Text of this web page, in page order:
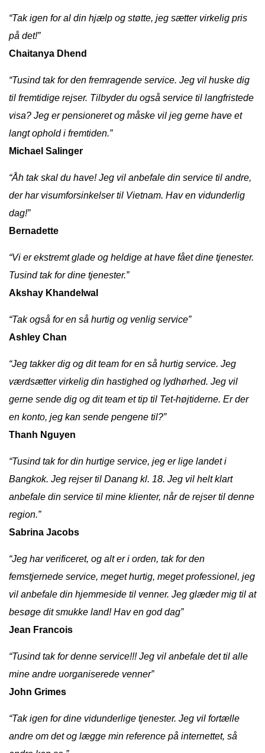
“Tak igen for al din hjælp og støtte, jeg sætter virkelig pris
på det!”
Chaitanya Dhend
“Tusind tak for den fremragende service. Jeg vil huske dig
til fremtidige rejser. Tilbyder du også service til langfristede
visa? Jeg er pensioneret og måske vil jeg gerne have et
langt ophold i fremtiden.”
Michael Salinger
“Åh tak skal du have! Jeg vil anbefale din service til andre,
der har visumforsinkelser til Vietnam. Hav en vidunderlig
dag!”
Bernadette
“Vi er ekstremt glade og heldige at have fået dine tjenester.
Tusind tak for dine tjenester.”
Akshay Khandelwal
“Tak også for en så hurtig og venlig service”
Ashley Chan
“Jeg takker dig og dit team for en så hurtig service. Jeg
værdsætter virkelig din hastighed og lydhørhed. Jeg vil
gerne sende dig og dit team et tip til Tet-højtiderne. Er der
en konto, jeg kan sende pengene til?”
Thanh Nguyen
“Tusind tak for din hurtige service, jeg er lige landet i
Bangkok. Jeg rejser til Danang kl. 18. Jeg vil helt klart
anbefale din service til mine klienter, når de rejser til denne
region.”
Sabrina Jacobs
“Jeg har verificeret, og alt er i orden, tak for den
femstjernede service, meget hurtig, meget professionel, jeg
vil anbefale din hjemmeside til venner. Jeg glæder mig til at
besøge dit smukke land! Hav en god dag”
Jean Francois
“Tusind tak for denne service!!! Jeg vil anbefale det til alle
mine andre uorganiserede venner”
John Grimes
“Tak igen for dine vidunderlige tjenester. Jeg vil fortælle
andre om det og lægge min reference på internettet, så